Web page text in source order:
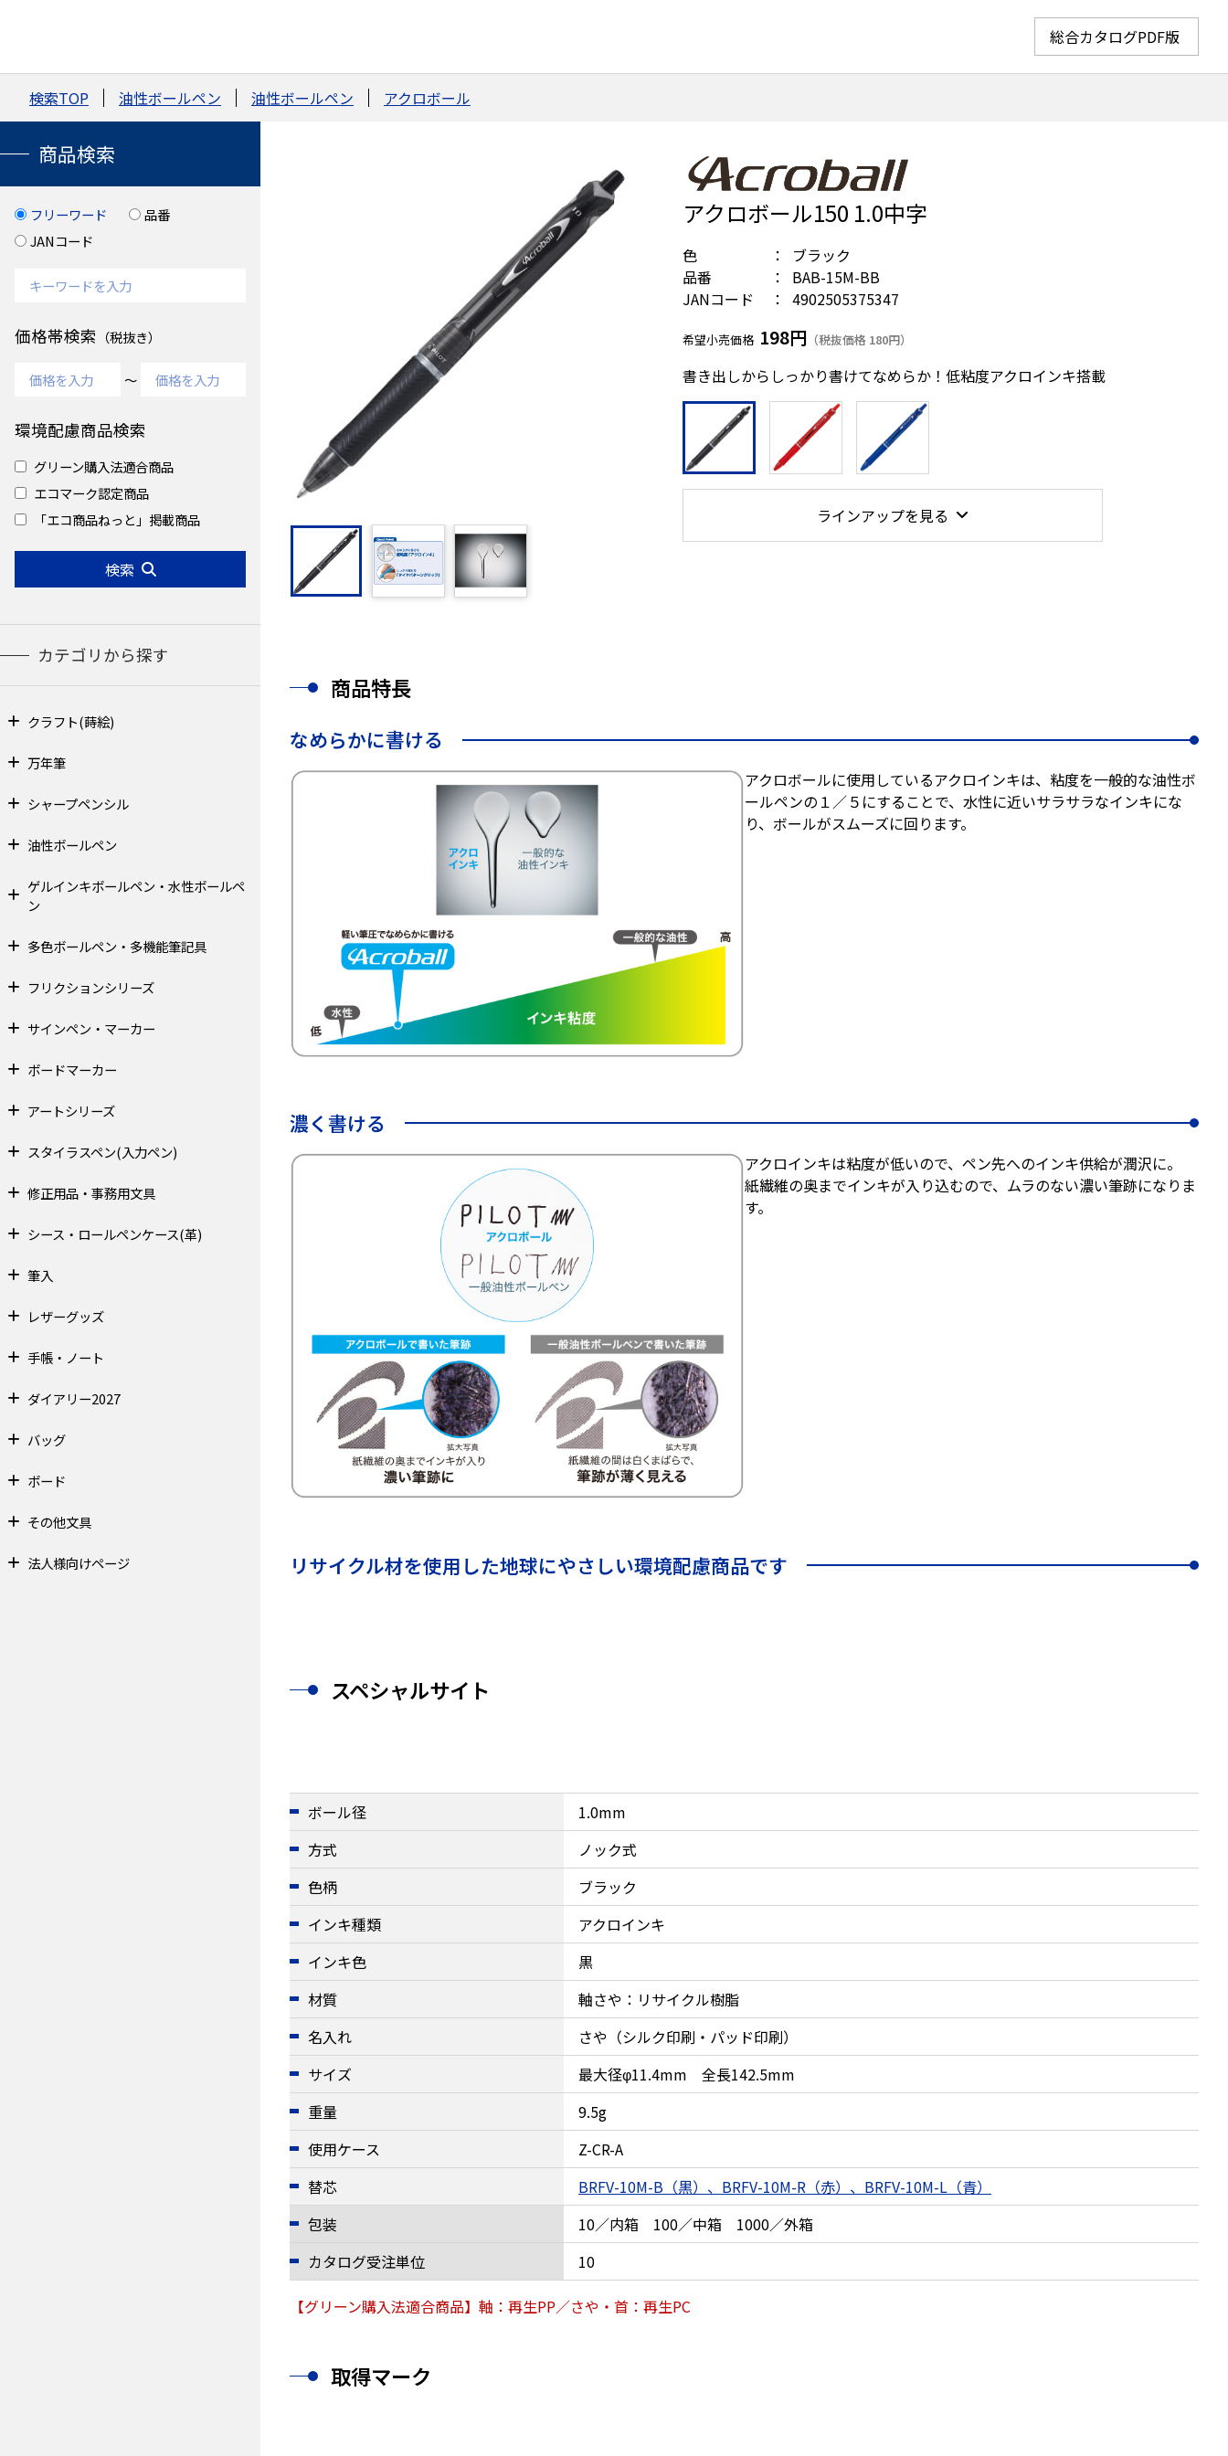
総合カタログPDF版
検索TOP 油性ボールペン 油性ボールペン アクロボール
アクロボール150 1.0中字
色
ブラック
品番
BAB-15M-BB
JANコード
4902505375347
希望小売価格 198円 （税抜価格 180円）
書き出しからしっかり書けてなめらか！低粘度アクロインキ搭載
ラインアップを見る
商品特長
なめらかに書ける
アクロボールに使用しているアクロインキは、粘度を一般的な油性ボ
ールペンの１／５にすることで、水性に近いサラサラなインキにな
り、ボールがスムーズに回ります。
濃く書ける
アクロインキは粘度が低いので、ペン先へのインキ供給が潤沢に。
紙繊維の奥までインキが入り込むので、ムラのない濃い筆跡になりま
す。
リサイクル材を使用した地球にやさしい環境配慮商品です
スペシャルサイト
ボール径
1.0mm
方式
ノック式
色柄
ブラック
インキ種類
アクロインキ
インキ色
黒
材質
軸さや：リサイクル樹脂
名入れ
さや（シルク印刷・パッド印刷）
サイズ
最大径φ11.4mm 全長142.5mm
重量
9.5g
使用ケース
Z-CR-A
替芯
BRFV-10M-B（黒）、BRFV-10M-R（赤）、BRFV-10M-L（青）
包装
10／内箱 100／中箱 1000／外箱
カタログ受注単位
10
【グリーン購入法適合商品】軸：再生PP／さや・首：再生PC
取得マーク
商品検索
フリーワード
品番
JANコード
価格帯検索 （税抜き）
～
環境配慮商品検索
グリーン購入法適合商品
エコマーク認定商品
「エコ商品ねっと」掲載商品
検索
カテゴリから探す
クラフト(蒔絵)
万年筆
シャープペンシル
油性ボールペン
ゲルインキボールペン・水性ボールペ
ン
多色ボールペン・多機能筆記具
フリクションシリーズ
サインペン・マーカー
ボードマーカー
アートシリーズ
スタイラスペン(入力ペン)
修正用品・事務用文具
シース・ロールペンケース(革)
筆入
レザーグッズ
手帳・ノート
ダイアリー2027
バッグ
ボード
その他文具
法人様向けページ